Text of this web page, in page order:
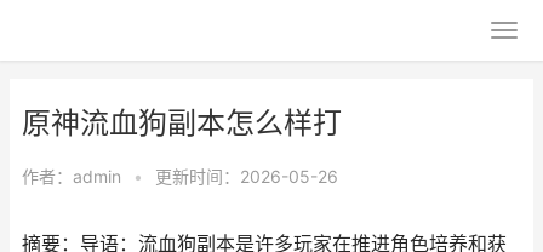
原神流血狗副本怎么样打
作者： admin • 更新时间：2026-05-26
摘要：导语：流血狗副本是许多玩家在推进角色培养和获